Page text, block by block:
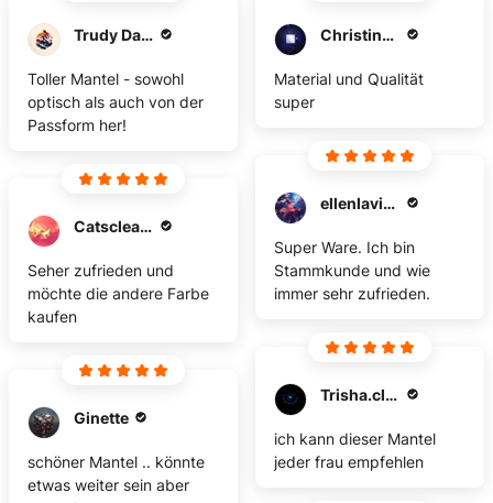
Trudy Davies
Toller Mantel - sowohl
optisch als auch von der
Passform her!
ChristineBerlin
Material und Qualität
super
ellenlavin2000
Super Ware. Ich bin
Stammkunde und wie
immer sehr zufrieden.
Catsclearnow
Seher zufrieden und
möchte die andere Farbe
kaufen
Trisha.clarke8
ich kann dieser Mantel
jeder frau empfehlen
Ginette
schöner Mantel .. könnte
etwas weiter sein aber